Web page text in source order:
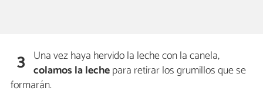
3 Una vez haya hervido la leche con la canela,
colamos la lechepara retirar los grumillos que se
formarán.